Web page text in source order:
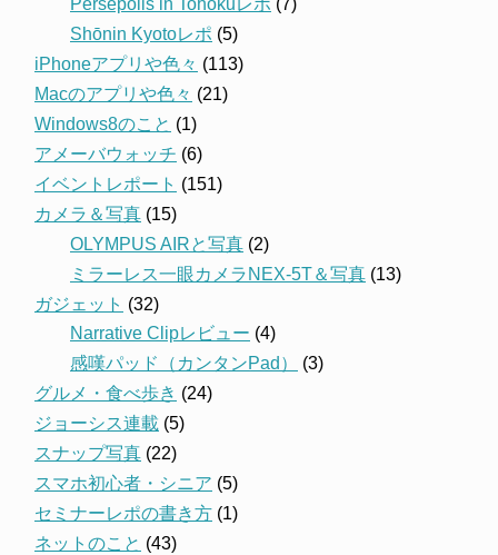
Persepolis in Tohokuレポ (7)
Shōnin Kyotoレポ (5)
iPhoneアプリや色々 (113)
Macのアプリや色々 (21)
Windows8のこと (1)
アメーバウォッチ (6)
イベントレポート (151)
カメラ＆写真 (15)
OLYMPUS AIRと写真 (2)
ミラーレス一眼カメラNEX-5T＆写真 (13)
ガジェット (32)
Narrative Clipレビュー (4)
感嘆パッド（カンタンPad）
(3)
グルメ・食べ歩き (24)
ジョーシス連載 (5)
スナップ写真 (22)
スマホ初心者・シニア (5)
セミナーレポの書き方 (1)
ネットのこと (43)